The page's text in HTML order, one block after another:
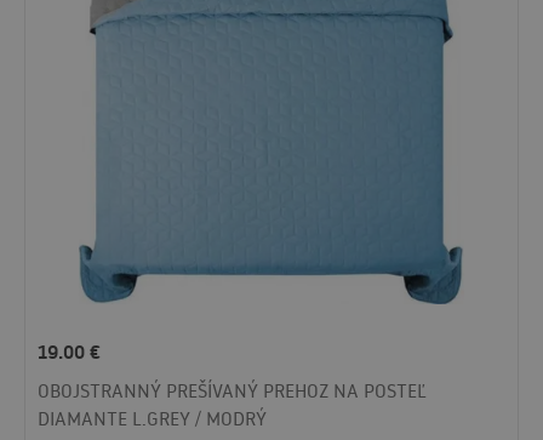
19.00€
OBOJSTRANNÝ PREŠÍVANÝ PREHOZ NA POSTEĽ
DIAMANTE L.GREY / MODRÝ